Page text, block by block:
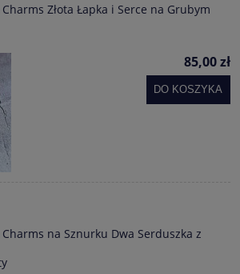
Złota Łapka i Serce na Grubym
85,00 zł
DO KOSZYKA
na Sznurku Dwa Serduszka z